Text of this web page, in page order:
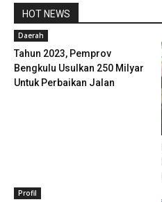
HOT NEWS
Daerah
Tahun 2023, Pemprov
Bengkulu Usulkan 250 Milyar
Untuk Perbaikan Jalan
Profil